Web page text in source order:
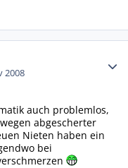
2008
auch problemlos,
abgescherter
Nieten haben ein
bei